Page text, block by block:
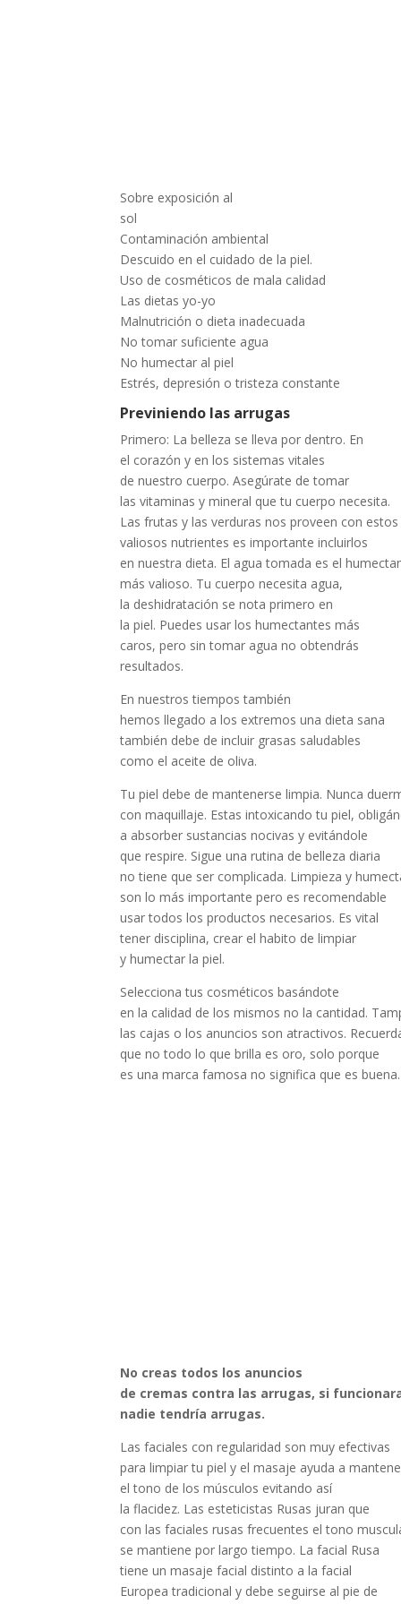
Sobre exposición al
sol
Contaminación ambiental
Descuido en el cuidado de la piel.
Uso de cosméticos de mala calidad
Las dietas yo-yo
Malnutrición o dieta inadecuada
No tomar suficiente agua
No humectar al piel
Estrés, depresión o tristeza constante
Previniendo las arrugas
Primero: La belleza se lleva por dentro. En
el corazón y en los sistemas vitales
de nuestro cuerpo. Asegúrate de tomar
las vitaminas y mineral que tu cuerpo necesita.
Las frutas y las verduras nos proveen con estos
valiosos nutrientes es importante incluirlos
en nuestra dieta. El agua tomada es el
más valioso. Tu cuerpo necesita agua,
la deshidratación se nota primero en
la piel. Puedes usar los humectantes más
caros, pero sin tomar agua no obtendrás
resultados.
En nuestros tiempos también
hemos llegado a los extremos una dieta sana
también debe de incluir grasas saludables
como el aceite de oliva.
Tu piel debe de mantenerse limpia. Nunca
con maquillaje. Estas intoxicando tu piel,
a absorber sustancias nocivas y evitándole
que respire. Sigue una rutina de belleza diaria
no tiene que ser complicada. Limpieza y
son lo más importante pero es recomendable
usar todos los productos necesarios. Es vital
tener disciplina, crear el habito de limpiar
y humectar la piel.
Selecciona tus cosméticos basándote
en la calidad de los mismos no la cantidad.
las cajas o los anuncios son atractivos.
que no todo lo que brilla es oro, solo porque
es una marca famosa no significa que es buena.
No creas todos los anuncios
de cremas contra las arrugas, si
nadie tendría arrugas.
Las faciales con regularidad son muy efectivas
para limpiar tu piel y el masaje ayuda a
el tono de los músculos evitando así
la flacidez. Las esteticistas Rusas juran que
con las faciales rusas frecuentes el tono
se mantiene por largo tiempo. La facial Rusa
tiene un masaje facial distinto a la facial
Europea tradicional y debe seguirse al pie de